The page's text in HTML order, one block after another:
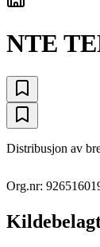
NTE
Distribusjon av
Org.nr: